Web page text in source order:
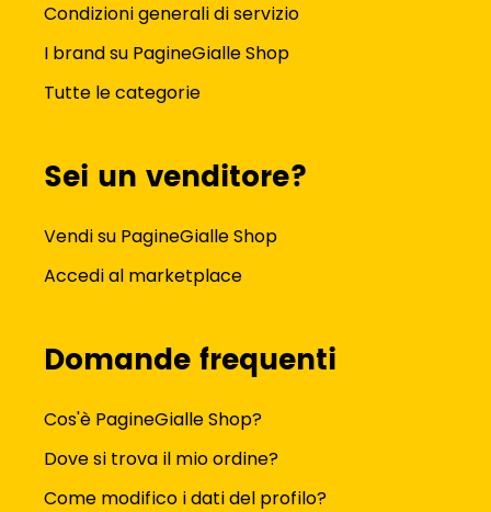
Condizioni generali di servizio
I brand su PagineGialle Shop
Tutte le categorie
Sei un venditore?
Vendi su PagineGialle Shop
Accedi al marketplace
Domande frequenti
Cos'è PagineGialle Shop?
Dove si trova il mio ordine?
Come modifico i dati del profilo?